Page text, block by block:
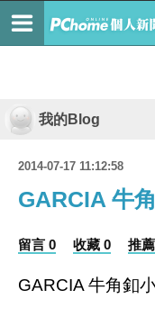
我的Blog
2014-07-17 11:12:58
GARCIA 牛
留言 0 收藏 0 推
GARCIA 牛角釦